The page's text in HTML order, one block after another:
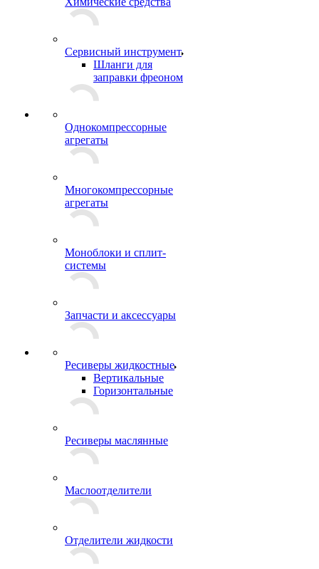
Сервисный инструмент
Шланги для
заправки фреоном
Однокомпрессорные
агрегаты
Многокомпрессорные
агрегаты
Моноблоки и сплит-
системы
Запчасти и аксессуары
Ресиверы жидкостные
Вертикальные
Горизонтальные
Ресиверы маслянные
Маслоотделители
Отделители жидкости